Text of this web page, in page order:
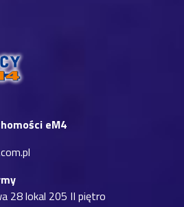
eM4
28 lokal 205 II piętro